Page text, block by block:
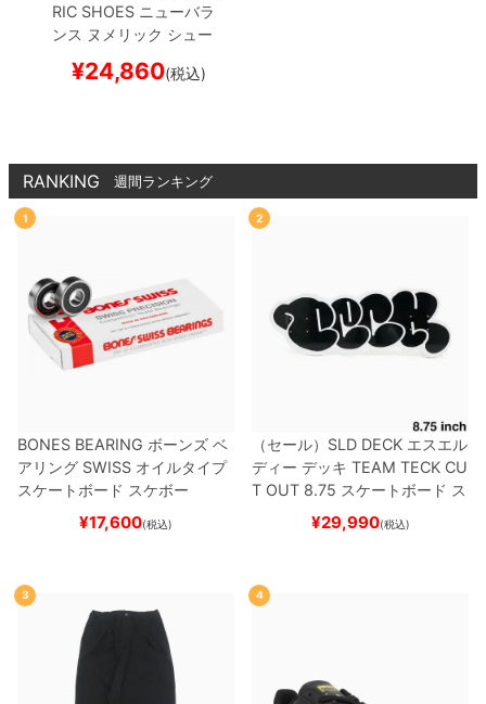
RIC SHOES ニューバラ
ンス ヌメリック シュー
REYNOLDS 933NM93
¥24,860(税込)
RANKING 週間ランキング
1
BONES BEARING ボーンズ ベ
アリング SWISS オイルタイプ
スケートボード スケボー
¥17,600(税込)
2
（セール） SLD DECK エスエル
ディー デッキ TEAM TECK CU
T OUT 8.75 スケートボード ス
¥29,990(税込)
3 4